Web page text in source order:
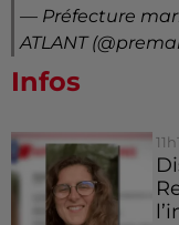
— Préfecture
ATLANT
Infos